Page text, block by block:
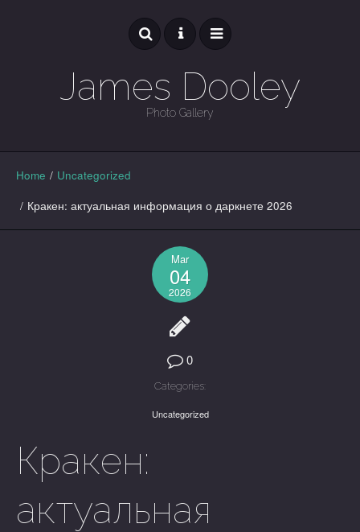
James Dooley
Photo Gallery
GALLERY
Home / Uncategorized
/ Кракен: актуальная информация о даркнете 2026
Mar
04
2026
0
Categories:
Uncategorized
Кракен:
актуальная